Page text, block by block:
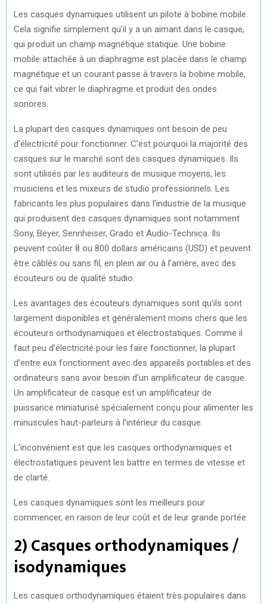
Les casques dynamiques utilisent un pilote à bobine mobile.
Cela signifie simplement qu’il y a un aimant dans le casque,
qui produit un champ magnétique statique. Une bobine
mobile attachée à un diaphragme est placée dans le champ
magnétique et un courant passe à travers la bobine mobile,
ce qui fait vibrer le diaphragme et produit des ondes
sonores.
La plupart des casques dynamiques ont besoin de peu
d’électricité pour fonctionner. C’est pourquoi la majorité des
casques sur le marché sont des casques dynamiques. Ils
sont utilisés par les auditeurs de musique moyens, les
musiciens et les mixeurs de studio professionnels. Les
fabricants les plus populaires dans l’industrie de la musique
qui produisent des casques dynamiques sont notamment
Sony, Beyer, Sennheiser, Grado et Audio-Technica. Ils
peuvent coûter 8 ou 800 dollars américains (USD) et peuvent
être câblés ou sans fil, en plein air ou à l’arrière, avec des
écouteurs ou de qualité studio.
Les avantages des écouteurs dynamiques sont qu’ils sont
largement disponibles et généralement moins chers que les
écouteurs orthodynamiques et électrostatiques. Comme il
faut peu d’électricité pour les faire fonctionner, la plupart
d’entre eux fonctionnent avec des appareils portables et des
ordinateurs sans avoir besoin d’un amplificateur de casque.
Un amplificateur de casque est un amplificateur de
puissance miniaturisé spécialement conçu pour alimenter les
minuscules haut-parleurs à l’intérieur du casque.
L’inconvénient est que les casques orthodynamiques et
électrostatiques peuvent les battre en termes de vitesse et
de clarté.
Les casques dynamiques sont les meilleurs pour
commencer, en raison de leur coût et de leur grande portée.
2) Casques orthodynamiques /
isodynamiques
Les casques orthodynamiques étaient très populaires dans